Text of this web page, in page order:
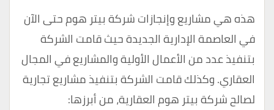
هذه هي مشاريع وإنجازات شركة بيتر هوم حتى الآن
في العاصمة الإدارية الجديدة حيث قامت الشركة
بتنفيذ عدد من الأعمال الأولية والمشاريع في المجال
العقاري. وكذلك قامت الشركة بتنفيذ مشاريع تجارية
لصالح شركة بيتر هوم العقارية، من أبرزها: